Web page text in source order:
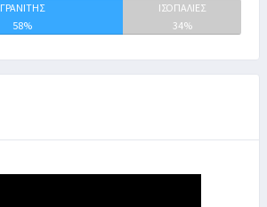
ΓΡΑΝΙΤΗΣ
58%
ΙΣΟΠΑΛΙΕΣ
34%